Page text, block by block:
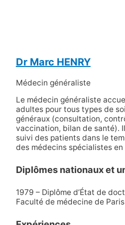
Dr Marc HENRY
Médecin généraliste
Le médecin généraliste
adultes pour tous types de
généraux (consultation,
vaccination, bilan de santé).
suivi des patients dans le
des médecins spécialistes
Diplômes nationaux et
1979 – Diplôme d’État de
Faculté de médecine de Paris